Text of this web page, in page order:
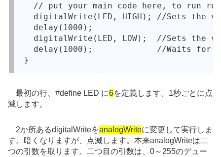
// put your main code here, to run
digitalWrite(LED, HIGH); //Sets the
  delay(1000);					   //Waits for 1000 milliseconds
digitalWrite(LED, LOW);  //Sets the
delay(1000);             //Waits for
最初の行、#define LED に6を定義します。1秒ごとに点
滅します。
2か所あるdigitalWriteをanalogWriteに変更して実行しま
す。暗くなりますが、点滅します。本来analogWriteは二
つの引数を取ります。二つ目の引数は、0～255のデュー